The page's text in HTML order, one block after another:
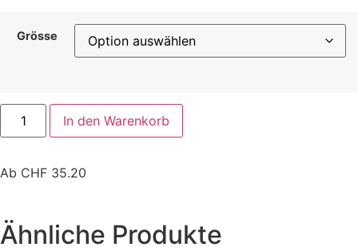
Grösse
In den Warenkorb
Ab CHF 35.20
Ähnliche Produkte